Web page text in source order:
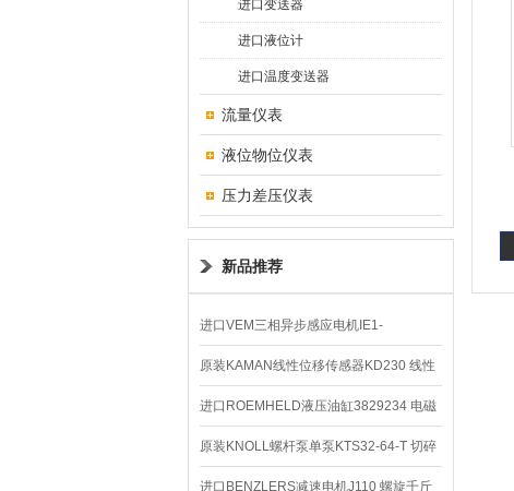
进口变送器
进口液位计
进口温度变送器
流量仪表
液位物位仪表
压力差压仪表
新品推荐
进口VEM三相异步感应电机IE1-
K21R80G4马达
原装KAMAN线性位移传感器KD230 线性
编码器
进口ROEMHELD液压油缸3829234 电磁
阀定位器
原装KNOLL螺杆泵单泵KTS32-64-T 切碎
排屑机
进口BENZLERS减速电机J110 螺旋千斤